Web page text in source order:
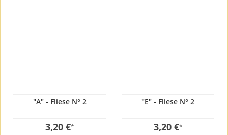
"A" - Fliese N° 2
3,20 €*
"E" - Fliese N° 2
3,20 €*